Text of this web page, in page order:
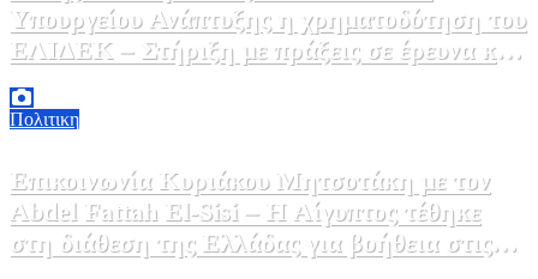
Υπουργείου Ανάπτυξης η χρηματοδότηση του
ΕΛΙΔΕΚ – Στήριξη με πράξεις σε έρευνα και
καινοτομία»
Πολιτικη
Επικοινωνία Κυριάκου Μητσοτάκη με τον
Abdel Fattah El-Sisi – Η Αίγυπτος τέθηκε
στη διάθεση της Ελλάδας για βοήθεια στις